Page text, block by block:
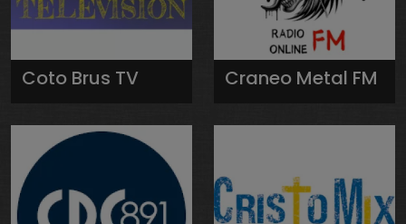
Coto Brus TV Craneo Metal FM